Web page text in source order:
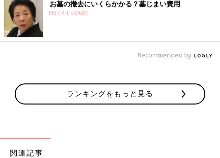
お墓の撤去にいくらかかる？墓じまい費用
PR(くらしの話題)
Recommended by
ランキングをもっと見る
関連記事